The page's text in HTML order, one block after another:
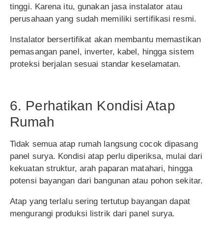
tinggi. Karena itu, gunakan jasa instalator atau
perusahaan yang sudah memiliki sertifikasi resmi.
Instalator bersertifikat akan membantu memastikan
pemasangan panel, inverter, kabel, hingga sistem
proteksi berjalan sesuai standar keselamatan.
6. Perhatikan Kondisi Atap
Rumah
Tidak semua atap rumah langsung cocok dipasang
panel surya. Kondisi atap perlu diperiksa, mulai dari
kekuatan struktur, arah paparan matahari, hingga
potensi bayangan dari bangunan atau pohon sekitar.
Atap yang terlalu sering tertutup bayangan dapat
mengurangi produksi listrik dari panel surya.